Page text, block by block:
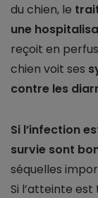
du chien, le
une
reçoit en
chien voit ses
contre les
Si l’infection
survie sont
séquelles
Si l’atteinte